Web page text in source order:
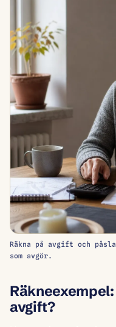
Räkna på avgift och
som avgör.
avgift?